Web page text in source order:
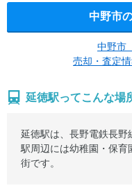
中野市
中野市
売却・査定
延徳駅ってこんな場
延徳駅は、長野電鉄長野
駅周辺には幼稚園・保育
街です。